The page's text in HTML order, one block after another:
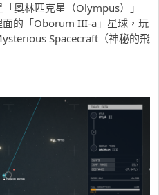
奧林匹克星（Olympus）」
的「Oborum III-a」星球，玩
Spacecraft（神秘的飛